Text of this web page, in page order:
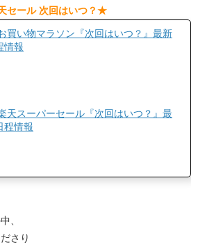
セール 次回はいつ？★​
買い物マラソン『次回はいつ？』最新
情報
天スーパーセール『次回はいつ？』最
程情報
、
さり